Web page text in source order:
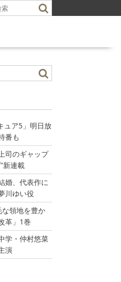
ュア5」明日放
番も
司のギャップ
新連載
婚、代表作に
川ゆい役
領地を豊か
革」1巻
学・仲村悠菜
演